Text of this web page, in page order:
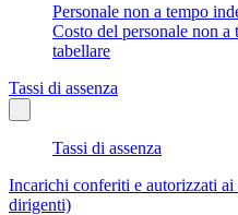
Personale non a tempo
Costo del personale non
tabellare
Tassi di assenza
Tassi di assenza
Incarichi conferiti e autorizzati
dirigenti)